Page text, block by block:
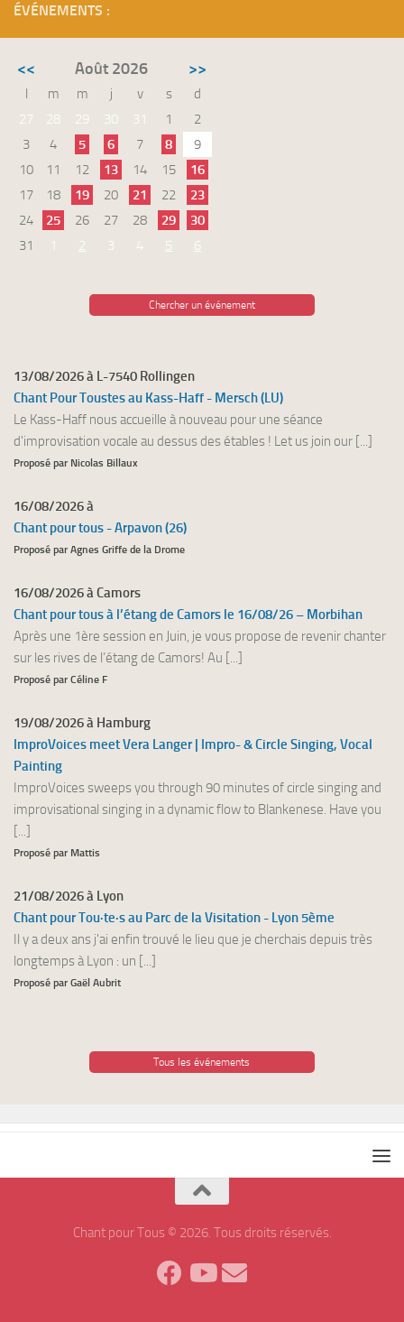
ÉVÉNEMENTS :
<< Août 2026 >>
l m m j v s
d
27
28 29 30 31 1
2
3
4 5 6 7 8
9
10
11 12 13 14 15
16
17
18 19 20 21 22
23
24
25 26 27 28 29
30
31
1 2 3 4 5 6
Chercher un événement
13/08/2026 à L-7540 Rollingen
Chant Pour Toustes au Kass-Haff - Mersch (LU)
Le Kass-Haff nous accueille à nouveau pour une séance
d'improvisation vocale au dessus des étables ! Let us join our [...]
Proposé par Nicolas Billaux
16/08/2026 à
Chant pour tous - Arpavon (26)
Proposé par Agnes Griffe de la Drome
16/08/2026 à Camors
Chant pour tous à l’étang de Camors le 16/08/26 – Morbihan
Après une 1ère session en Juin, je vous propose de revenir chanter
sur les rives de l’étang de Camors! Au [...]
Proposé par Céline F
19/08/2026 à Hamburg
ImproVoices meet Vera Langer | Impro- & Circle Singing, Vocal
Painting
ImproVoices sweeps you through 90 minutes of circle singing and
improvisational singing in a dynamic flow to Blankenese. Have you
[...]
Proposé par Mattis
21/08/2026 à Lyon
Chant pour Tou·te·s au Parc de la Visitation - Lyon 5ème
Il y a deux ans j'ai enfin trouvé le lieu que je cherchais depuis très
longtemps à Lyon : un [...]
Proposé par Gaël Aubrit
Tous les événements
Chant pour Tous © 2026. Tous droits réservés.